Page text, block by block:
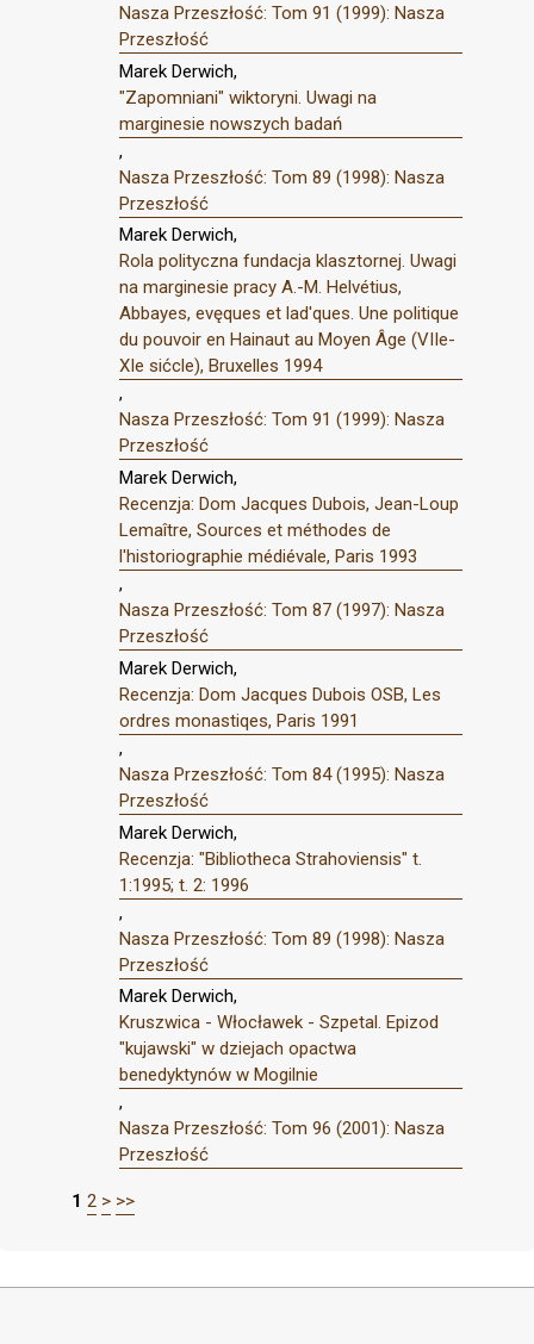
Nasza Przeszłość: Tom 91 (1999): Nasza
Przeszłość
Marek Derwich,
"Zapomniani" wiktoryni. Uwagi na
marginesie nowszych badań
,
Nasza Przeszłość: Tom 89 (1998): Nasza
Przeszłość
Marek Derwich,
Rola polityczna fundacja klasztornej. Uwagi
na marginesie pracy A.-M. Helvétius,
Abbayes, evęques et lad'ques. Une politique
du pouvoir en Hainaut au Moyen Âge (VIIe-
XIe sićcle), Bruxelles 1994
,
Nasza Przeszłość: Tom 91 (1999): Nasza
Przeszłość
Marek Derwich,
Recenzja: Dom Jacques Dubois, Jean-Loup
Lemaître, Sources et méthodes de
l'historiographie médiévale, Paris 1993
,
Nasza Przeszłość: Tom 87 (1997): Nasza
Przeszłość
Marek Derwich,
Recenzja: Dom Jacques Dubois OSB, Les
ordres monastiqes, Paris 1991
,
Nasza Przeszłość: Tom 84 (1995): Nasza
Przeszłość
Marek Derwich,
Recenzja: "Bibliotheca Strahoviensis" t.
1:1995; t. 2: 1996
,
Nasza Przeszłość: Tom 89 (1998): Nasza
Przeszłość
Marek Derwich,
Kruszwica - Włocławek - Szpetal. Epizod
"kujawski" w dziejach opactwa
benedyktynów w Mogilnie
,
Nasza Przeszłość: Tom 96 (2001): Nasza
Przeszłość
1 2 > >>